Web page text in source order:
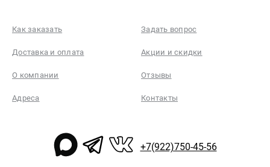
Как заказать Задать вопрос
Доставка и оплата Акции и скидки
О компании Отзывы
Адреса Контакты
+7(922)750-45-56